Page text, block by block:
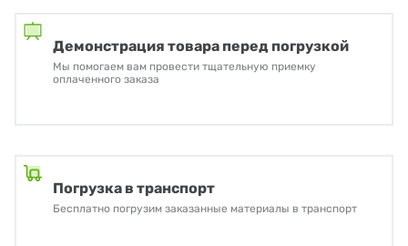
Демонстрация товара перед погрузкой
Мы помогаем вам провести тщательную приемку
оплаченного заказа
Погрузка в транспорт
Бесплатно погрузим заказанные материалы в транспорт